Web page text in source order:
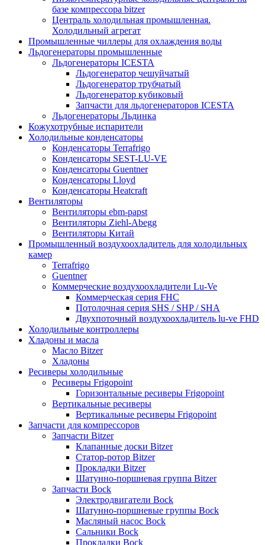
базе компрессора bitzer
Централь холодильная промышленная.
Холодильный агрегат
Промышленные чиллеры для охлаждения воды
Льдогенераторы промышленные
Льдогенераторы ICESTA
Льдогенератор чешуйчатый
Льдогенератор трубчатый
Льдогенератор кубиковый
Запчасти для льдогенераторов ICESTA
Льдогенераторы Льдинка
Кожухотрубные испарители
Холодильные конденсаторы
Конденсаторы Terrafrigo
Конденсаторы SEST-LU-VE
Конденсаторы Guentner
Конденсаторы Lloyd
Конденсаторы Heatcraft
Вентиляторы
Вентиляторы ebm-papst
Вентиляторы Ziehl-Abegg
Вентиляторы Китай
Промышленный воздухоохладитель для холодильных
камер
Terrafrigo
Guentner
Коммерческие воздухоохладители Lu-Ve
Коммерческая серия FHC
Потолочная серия SHS / SHP / SHA
Двухпоточный воздухоохладитель lu-ve FHD
Холодильные контроллеры
Хладоны и масла
Масло Bitzer
Хладоны
Ресиверы холодильные
Ресиверы Frigopoint
Горизонтальные ресиверы Frigopoint
Вертикальные ресиверы
Вертикальные ресиверы Frigopoint
Запчасти для компрессоров
Запчасти Bitzer
Клапанные доски Bitzer
Статор-ротор Bitzer
Прокладки Bitzer
Шатунно-поршневая группа Bitzer
Запчасти Bock
Электродвигатели Bock
Шатунно-поршневые группы Bock
Масляный насос Bock
Сальники Bock
Прокладки Bock